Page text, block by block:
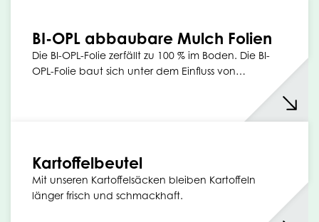
BI-OPL abbaubare Mulch Folien
Die BI-OPL-Folie zerfällt zu 100 % im Boden. Die BI-
OPL-Folie baut sich unter dem Einfluss von…
Kartoffelbeutel
Mit unseren Kartoffelsäcken bleiben Kartoffeln
länger frisch und schmackhaft.